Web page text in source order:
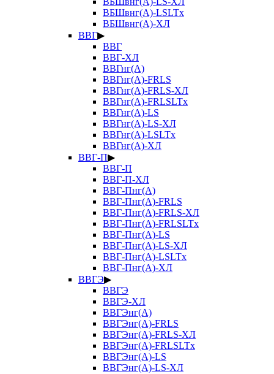
ВБШвнг(А)-LSLTx
ВБШвнг(А)-ХЛ
ВВГ▶
ВВГ
ВВГ-ХЛ
ВВГнг(А)
ВВГнг(А)-FRLS
ВВГнг(А)-FRLS-ХЛ
ВВГнг(А)-FRLSLTx
ВВГнг(А)-LS
ВВГнг(А)-LS-ХЛ
ВВГнг(А)-LSLTx
ВВГнг(А)-ХЛ
ВВГ-П▶
ВВГ-П
ВВГ-П-ХЛ
ВВГ-Пнг(А)
ВВГ-Пнг(А)-FRLS
ВВГ-Пнг(А)-FRLS-ХЛ
ВВГ-Пнг(А)-FRLSLTx
ВВГ-Пнг(А)-LS
ВВГ-Пнг(А)-LS-ХЛ
ВВГ-Пнг(А)-LSLTx
ВВГ-Пнг(А)-ХЛ
ВВГЭ▶
ВВГЭ
ВВГЭ-ХЛ
ВВГЭнг(А)
ВВГЭнг(А)-FRLS
ВВГЭнг(А)-FRLS-ХЛ
ВВГЭнг(А)-FRLSLTx
ВВГЭнг(А)-LS
ВВГЭнг(А)-LS-ХЛ